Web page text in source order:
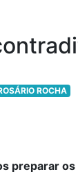
ROCHA
preparar